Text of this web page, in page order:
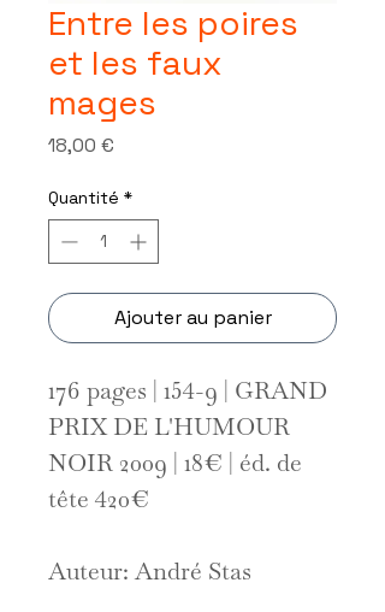
Entre les poires
et les faux
mages
18,00 €
Quantité *
Ajouter au panier
176 pages | 154-9 | GRAND
PRIX DE L'HUMOUR
NOIR 2009 | 18€ | éd. de
tête 420€
Auteur: André Stas